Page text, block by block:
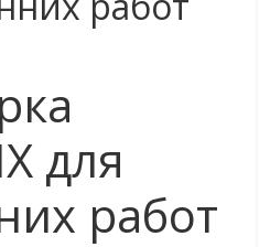
для
работ